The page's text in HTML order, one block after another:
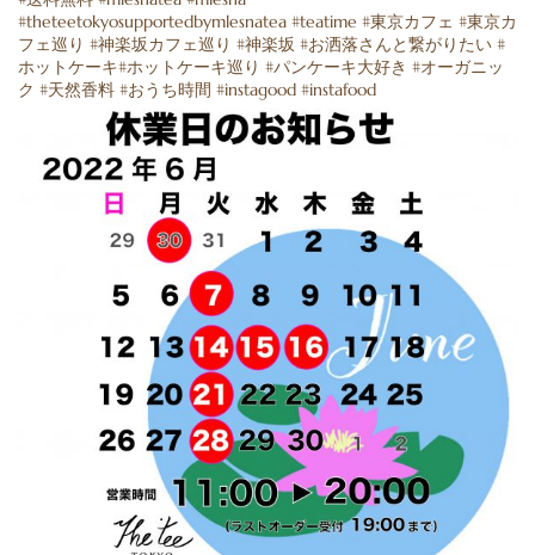
#theteetokyosupportedbymlesnatea #teatime #東京カフェ #東京カ
フェ巡り #神楽坂カフェ巡り #神楽坂 #お洒落さんと繋がりたい #
ホットケーキ#ホットケーキ巡り #パンケーキ大好き #オーガニッ
ク #天然香料 #おうち時間 #instagood #instafood